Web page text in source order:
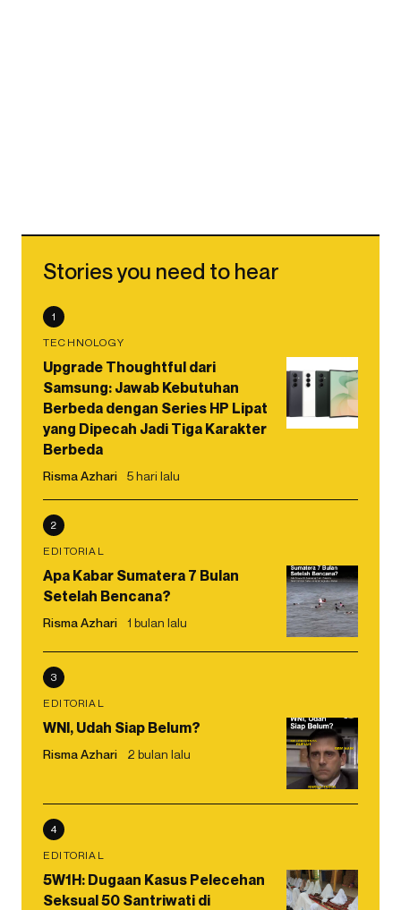
Stories you need to hear
1
TECHNOLOGY
Upgrade Thoughtful dari
Samsung: Jawab Kebutuhan
Berbeda dengan Series HP Lipat
yang Dipecah Jadi Tiga Karakter
Berbeda
Risma Azhari 5 hari lalu
2
EDITORIAL
Apa Kabar Sumatera 7 Bulan
Setelah Bencana?
Risma Azhari 1 bulan lalu
3
EDITORIAL
WNI, Udah Siap Belum?
Risma Azhari 2 bulan lalu
4
EDITORIAL
5W1H: Dugaan Kasus Pelecehan
Seksual 50 Santriwati di